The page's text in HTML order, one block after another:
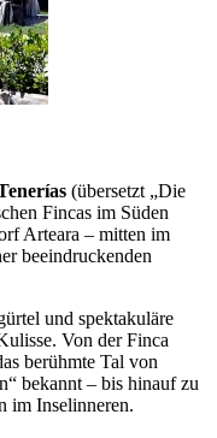
(übersetzt „Die
Fincas im Süden
Arteara – mitten im
beeindruckenden
und spektakuläre
Von der Finca
berühmte Tal von
bekannt – bis hinauf zu
im Inselinneren.